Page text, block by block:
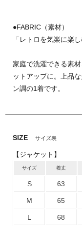
●FABRIC（素材）
「レトロを気楽に楽し
家庭で洗濯できる素
ットアップに。上品
ン調の1着です。
SIZE サイズ表
【ジャケット】
サイズ 着丈
S 63
M 65
L 68